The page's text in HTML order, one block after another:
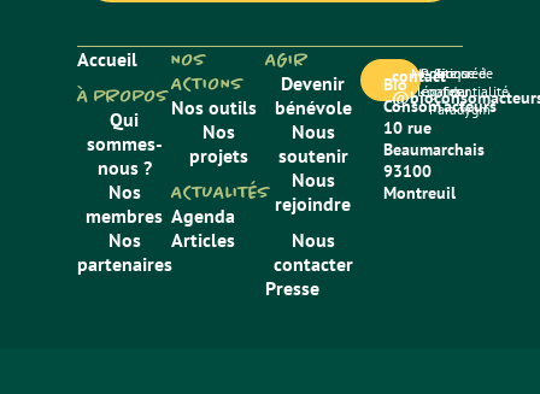
Accueil
À PROPOS
Qui
sommes-
nous ?
Nos
membres
Nos
partenaires
NOS
ACTIONS
Nos outils
Nos
projets
ACTUALITÉS
Agenda
Articles
AGIR
Devenir
bénévole
Nous
soutenir
Nous
rejoindre
Nous
contacter
Presse
Bio
Consom’acteurs
10 rue
Beaumarchais
93100
Montreuil
contact
Mentions
légales
Politique de
confidentialité
Site créé
par
Paradygm